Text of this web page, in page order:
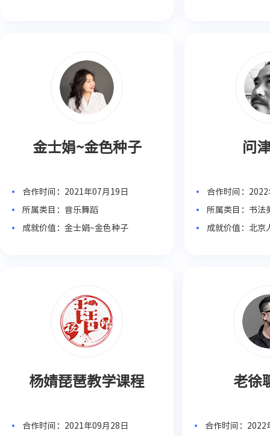
金士娟~金色种子
合作时间：2021年07月19日
所属类目：音乐舞蹈
成就价值：金士娟~金色种子
问
合作时间：
所属类目：书法
成就价值：北京
杨婧琵琶教学课程
合作时间：2021年09月28日
老徐
合作时间：2022